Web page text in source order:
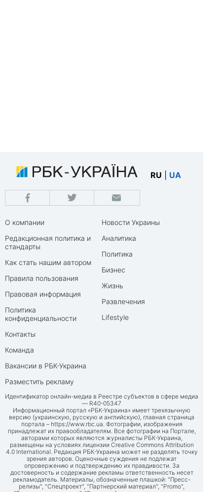
RU UA
О компании
Редакционная политика и
стандарты
Как стать нашим автором
Правила пользования
Правовая информация
Политика
конфиденциальности
Контакты
Команда
Вакансии в РБК-Украина
Разместить рекламу
Новости Украины
Аналитика
Политика
Бизнес
Жизнь
Развлечения
Lifestyle
Идентификатор онлайн-медиа в Реестре субъектов в сфере медиа
— R40-05347
Информационный портал «РБК-Украина» имеет трехязычную
версию (украинскую, русскую и английскую), главная страница
портала – https://www.rbc.ua. Фотографии, изображения
принадлежат их правообладателям. Все фотографии на Портале,
авторами которых являются журналисты РБК-Украина,
размещены на условиях лицензии Creative Commons Attribution
4.0 International. Редакция РБК-Украина может не разделять точку
зрения авторов. Оценочные суждения не подлежат
опровержению и подтверждению их правдивости. За
достоверность и содержание рекламы ответственность несет
рекламодатель. Материалы, обозначенные плашкой: "Пресс-
релизы", "Спецпроект", "Партнерский материал", "Promo",